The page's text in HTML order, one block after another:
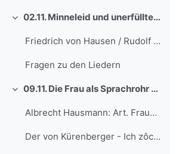
Einklappen 02.11. Minneleid und unerfülltes Werben - Minne und Klagelieder I
Friedrich von Hausen / Rudolf von Fenis / Hartmann von Aue
Fragen zu den Liedern
Einklappen 09.11. Die Frau als Sprachrohr des Mannes - Frauenlieder
Albrecht Hausmann: Art. Frauenlied
Der von Kürenberger - Ich zôch mir einen valken